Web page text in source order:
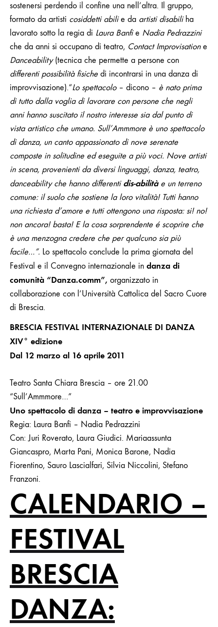
sostenersi perdendo il confine una nell’altra. Il gruppo,
formato da artisti cosiddetti abilie da artisti disabiliha
lavorato sotto la regia di Laura Banfie Nadia Pedrazzini
che da anni si occupano di teatro, Contact Improvisatione
Danceability(tecnica che permette a persone con
differenti possibilità fisiche di incontrarsi in una danza di
improvvisazione).“Lo spettacolo– dicono – è nato prima
di tutto dalla voglia di lavorare con persone che negli
anni hanno suscitato il nostro interesse sia dal punto di
vista artistico che umano. Sull’Ammmore è uno spettacolo
di danza, un canto appassionato di nove serenate
composte in solitudine ed eseguite a più voci. Nove artisti
in scena, provenienti da diversi linguaggi, danza, teatro,
danceability che hanno differentidis-abilitàe un terreno
comune: il suolo che sostiene la loro vitalità! Tutti hanno
una richiesta d’amore e tutti ottengono una risposta: si! no!
non ancora! basta! E la cosa sorprendente é scoprire che
è una menzogna credere che per qualcuno sia più
facile…”. Lo spettacolo conclude la prima giornata del
Festival e il Convegno internazionale in danza di
comunità “Danza.comm”, organizzato in
collaborazione con l’Università Cattolica del Sacro Cuore
di Brescia.
BRESCIA FESTIVAL INTERNAZIONALE DI DANZA
XIV° edizione
Dal 12 marzo al 16 aprile 2011
Teatro Santa Chiara Brescia – ore 21.00
“Sull’Ammmore…”
Uno spettacolo di danza – teatro e improvvisazione
Regia: Laura Banfi – Nadia Pedrazzini
Con: Juri Roverato, Laura Giudici. Mariaassunta
Giancaspro, Marta Pani, Monica Barone, Nadia
Fiorentino, Sauro Lascialfari, Silvia Niccolini, Stefano
Franzoni.
CALENDARIO –
FESTIVAL
BRESCIA
DANZA: